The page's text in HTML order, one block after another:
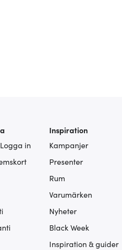
in
Inspiration
Kampanjer
Presenter
Rum
Varumärken
Nyheter
Black Week
Inspiration & guider